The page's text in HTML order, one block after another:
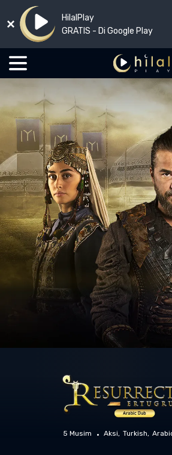
HilalPlay
GRATIS - Di Google Play
5 Musim Aksi Turkish